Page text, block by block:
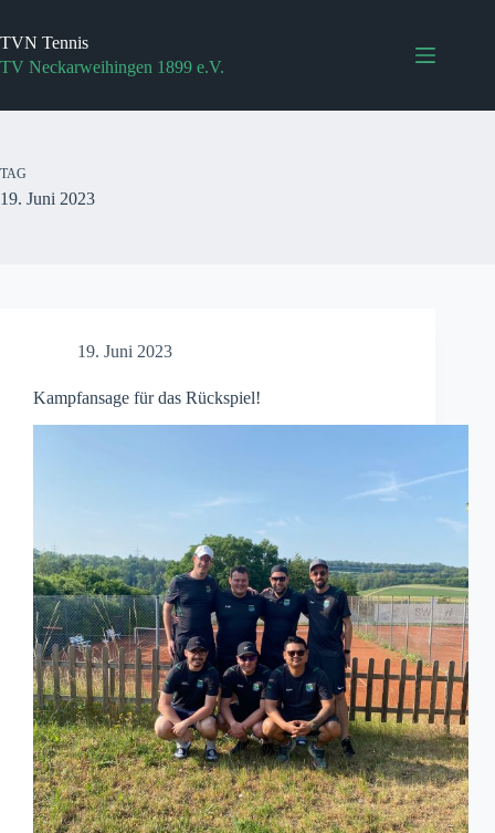
springen
TVN Tennis
TV Neckarweihingen 1899 e.V.
TAG
19. Juni 2023
19. Juni 2023
Kampfansage für das Rückspiel!